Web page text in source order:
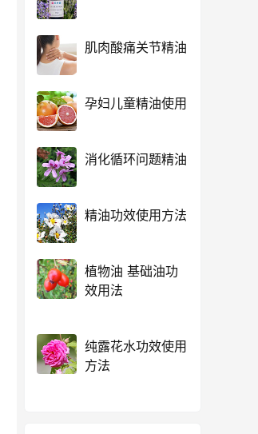
肌肉酸痛关节精油
孕妇儿童精油使用
消化循环问题精油
精油功效使用方法
植物油 基础油功
效用法
纯露花水功效使用
方法